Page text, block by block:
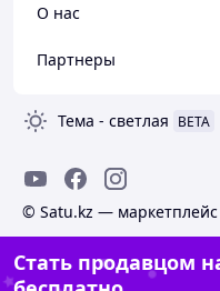
О нас
Партнеры
Тема - светлая BETA
© Satu.kz — маркетплейс
Стать продавцом